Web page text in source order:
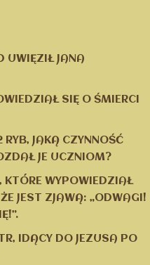
UWIĘZIŁ JANA
SIĘ O ŚMIERCI
JAKĄ CZYNNOŚĆ
JE UCZNIOM?
KTÓRE WYPOWIEDZIAŁ
JEST ZJAWĄ: „ODWAGI!
IDĄCY DO JEZUSA PO